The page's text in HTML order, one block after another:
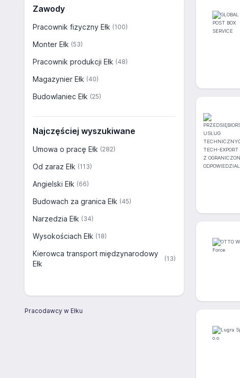
Zawody
Pracownik fizyczny Ełk (100)
Monter Ełk (53)
Pracownik produkcji Ełk (48)
Magazynier Ełk (40)
Budowlaniec Ełk (25)
Najczęściej wyszukiwane
Umowa o pracę Ełk (282)
Od zaraz Ełk (113)
Angielski Ełk (66)
Budowach za granica Ełk (45)
Narzedzia Ełk (34)
Wysokościach Ełk (18)
Kierowca transport międzynarodowy
Ełk
(13)
Pracodawcy w Ełku